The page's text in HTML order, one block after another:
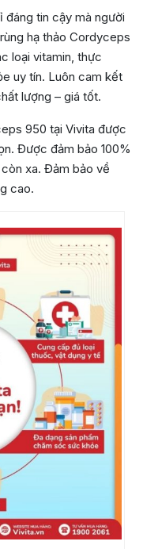
đáng tin cậy mà người
hạ thảo Cordyceps
loại vitamin, thực
uy tín. Luôn cam kết
lượng – giá tốt.
950 tại Vivita được
Được đảm bảo 100%
xa. Đảm bảo về
cao.